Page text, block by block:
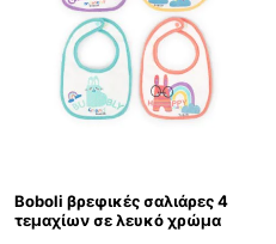
Boboli βρεφικές σαλιάρες 4
τεμαχίων σε λευκό χρώμα